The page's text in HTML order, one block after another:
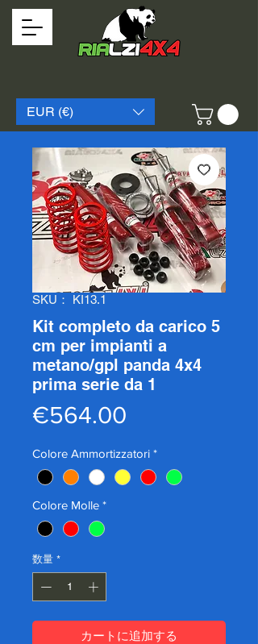
EUR (€)
SKU： KI13.1
Kit completo da carico 5
cm per impianti a
metano/gpl panda 4x4
prima serie da 1
€564.00
格
Colore Ammortizzatori *
Colore Molle *
数量 *
カートに追加する